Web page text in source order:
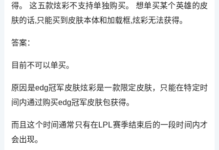
得。 这五款炫彩不支持单独购买。 想单买某个英雄的皮
肤的话,只能买到皮肤本体和加载框,炫彩无法获得。
答案：
目前不可以单买。
原因是edg冠军皮肤炫彩是一款限定皮肤，只能在特定时
间内通过购买edg冠军皮肤包获得。
而且这个时间通常只有在LPL赛季结束后的一段时间内才
会出现。